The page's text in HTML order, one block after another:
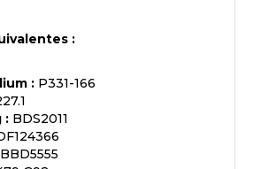
:
: P331-166
: BDS2011
BBD5555